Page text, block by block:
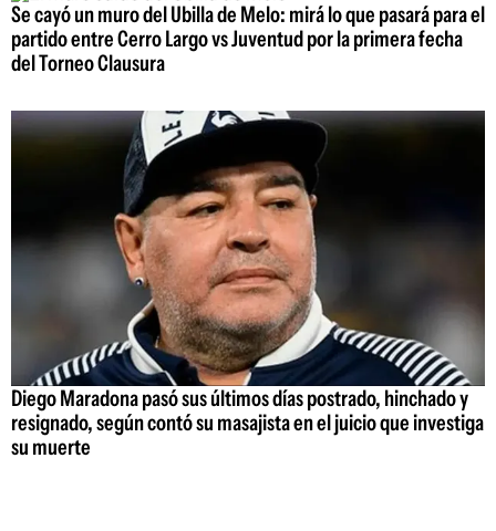
Se cayó un muro del Ubilla de Melo: mirá lo que pasará para el
partido entre Cerro Largo vs Juventud por la primera fecha
del Torneo Clausura
Diego Maradona pasó sus últimos días postrado, hinchado y
resignado, según contó su masajista en el juicio que investiga
su muerte